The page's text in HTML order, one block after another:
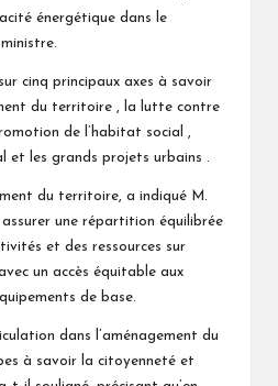
énergétique dans le
cinq principaux axes à savoir
du territoire , la lutte contre
de l’habitat social ,
et les grands projets urbains .
du territoire, a indiqué M.
une répartition équilibrée
et des ressources sur
un accès équitable aux
de base.
dans l’aménagement du
à savoir la citoyenneté et